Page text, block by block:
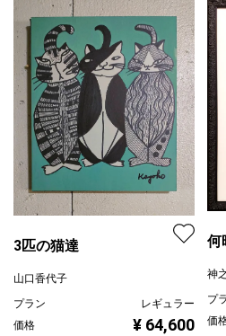
3匹の猫達
山口香代子
プラン
レギュラー
価格
¥ 64,600
何
神
プ
価